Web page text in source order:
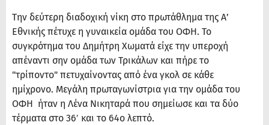
Την δεύτερη διαδοχική νίκη στο πρωτάθλημα της Α’
Εθνικής πέτυχε η γυναικεία ομάδα του ΟΦΗ. Το
συγκρότημα του Δημήτρη Χωματά είχε την υπεροχή
απέναντι σην ομάδα των Τρικάλων και πήρε το
"τρίποντο" πετυχαίνοντας από ένα γκολ σε κάθε
ημίχρονο. Μεγάλη πρωταγωνίστρια για την ομάδα του
ΟΦΗ ήταν η Λένα Νικηταρά που σημείωσε και τα δύο
τέρματα στο 36′ και το 64ο λεπτό.